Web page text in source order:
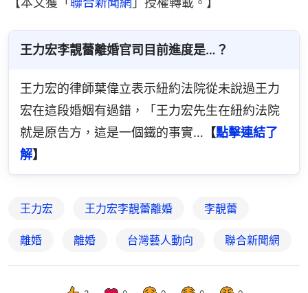
王力宏李靚蕾離婚官司目前進度是…？
王力宏的律師葉偉立表示紐約法院從未說過王力
宏在這段婚姻有過錯，「王力宏先生在紐約法院
就是原告方，這是一個鐵的事實… 【點擊連結了
解】
王力宏 王力宏李靚蕾離婚 李靚蕾
離婚 離婚 台灣藝人動向 聯合新聞網